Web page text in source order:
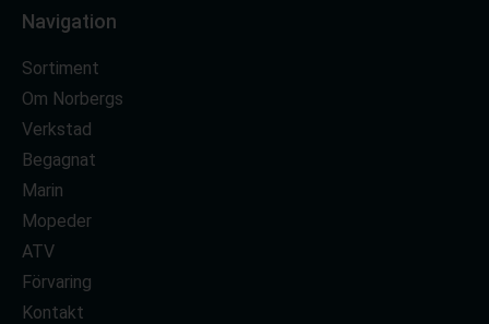
Navigation
Sortiment
Om Norbergs
Verkstad
Begagnat
Marin
Mopeder
ATV
Förvaring
Kontakt